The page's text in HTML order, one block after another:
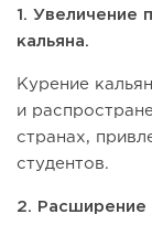
1. Увеличение
кальяна.
Курение
и
странах,
студентов.
2. Расширение